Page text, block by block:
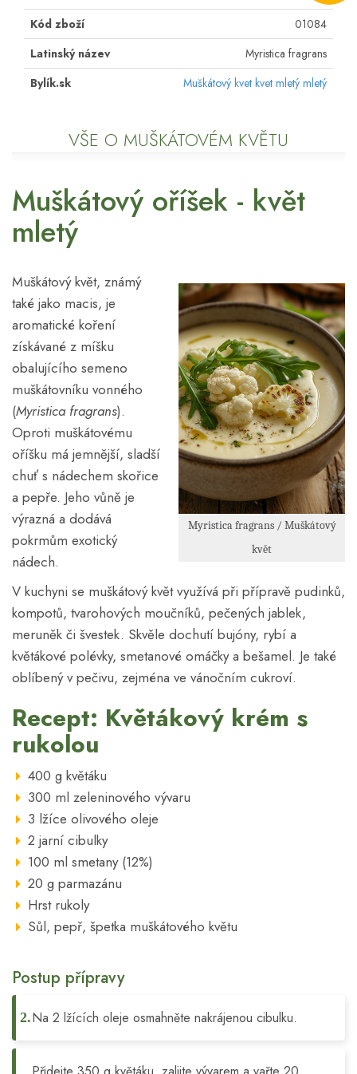
Kód zboží
01084
Latinský název
Myristica fragrans
Bylík.sk
Muškátový kvet kvet mletý mletý
VŠE O MUŠKÁTOVÉM KVĚTU
Muškátový oříšek - květ
mletý
Myristica fragrans / Muškátový
květ
Muškátový květ, známý
také jako macis, je
aromatické koření
získávané z míšku
obalujícího semeno
muškátovníku vonného
(Myristica fragrans).
Oproti muškátovému
oříšku má jemnější, sladší
chuť s nádechem skořice
a pepře. Jeho vůně je
výrazná a dodává
pokrmům exotický
nádech.
V kuchyni se muškátový květ využívá při přípravě pudinků,
kompotů, tvarohových moučníků, pečených jablek,
meruněk či švestek. Skvěle dochutí bujóny, rybí a
květákové polévky, smetanové omáčky a bešamel. Je také
oblíbený v pečivu, zejména ve vánočním cukroví.
Recept: Květákový krém s
rukolou
400 g květáku
300 ml zeleninového vývaru
3 lžíce olivového oleje
2 jarní cibulky
100 ml smetany (12%)
20 g parmazánu
Hrst rukoly
Sůl, pepř, špetka muškátového květu
Postup přípravy
Na 2 lžících oleje osmahněte nakrájenou cibulku.